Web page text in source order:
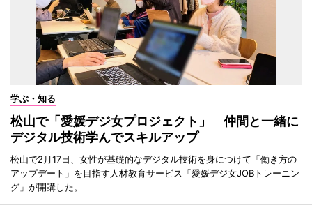
学ぶ・知る
松山で「愛媛デジ女プロジェクト」 仲間と一緒に
デジタル技術学んでスキルアップ
松山で2月17日、女性が基礎的なデジタル技術を身につけて「働き方の
アップデート」を目指す人材教育サービス「愛媛デジ女JOBトレーニン
グ」が開講した。